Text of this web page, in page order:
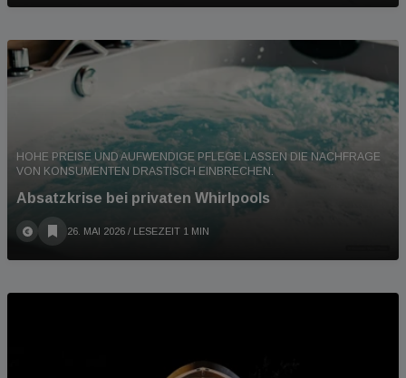
HOHE PREISE UND AUFWENDIGE PFLEGE LASSEN DIE NACHFRAGE
VON KONSUMENTEN DRASTISCH EINBRECHEN.
Absatzkrise bei privaten Whirlpools
26. MAI 2026 / LESEZEIT 1 MIN